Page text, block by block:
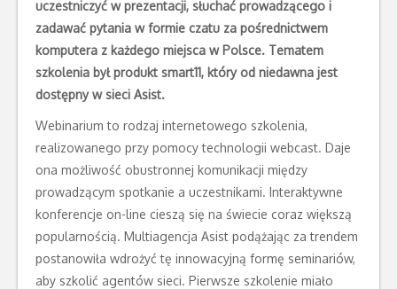
uczestniczyć w prezentacji, słuchać prowadzącego i
zadawać pytania w formie czatu za pośrednictwem
komputera z każdego miejsca w Polsce. Tematem
szkolenia był produkt smart11, który od niedawna jest
dostępny w sieci Asist.
Webinarium to rodzaj internetowego szkolenia,
realizowanego przy pomocy technologii webcast. Daje
ona możliwość obustronnej komunikacji między
prowadzącym spotkanie a uczestnikami. Interaktywne
konferencje on-line cieszą się na świecie coraz większą
popularnością. Multiagencja Asist podążając za trendem
postanowiła wdrożyć tę innowacyjną formę seminariów,
aby szkolić agentów sieci. Pierwsze szkolenie miało